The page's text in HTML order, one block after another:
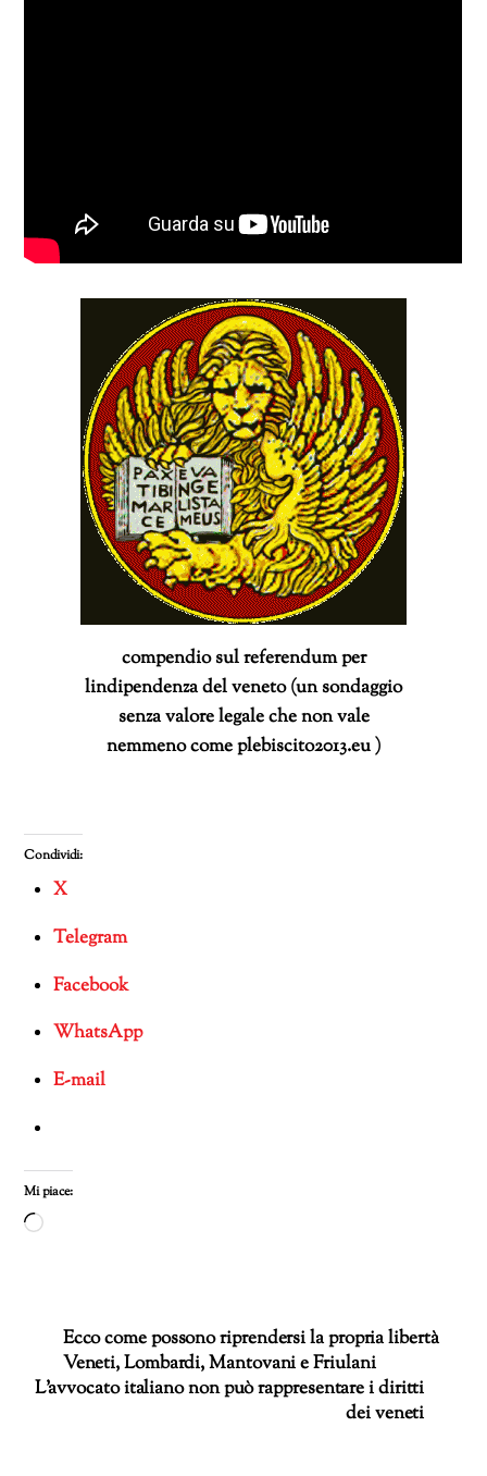
compendio sul referendum per
lindipendenza del veneto (un sondaggio
senza valore legale che non vale
nemmeno come plebiscito2013.eu )
Condividi:
X
Telegram
Facebook
WhatsApp
E-mail
Mi piace:
Caricamento
Ecco come possono riprendersi la propria libertà
Veneti, Lombardi, Mantovani e Friulani
L’avvocato italiano non può rappresentare i diritti
dei veneti